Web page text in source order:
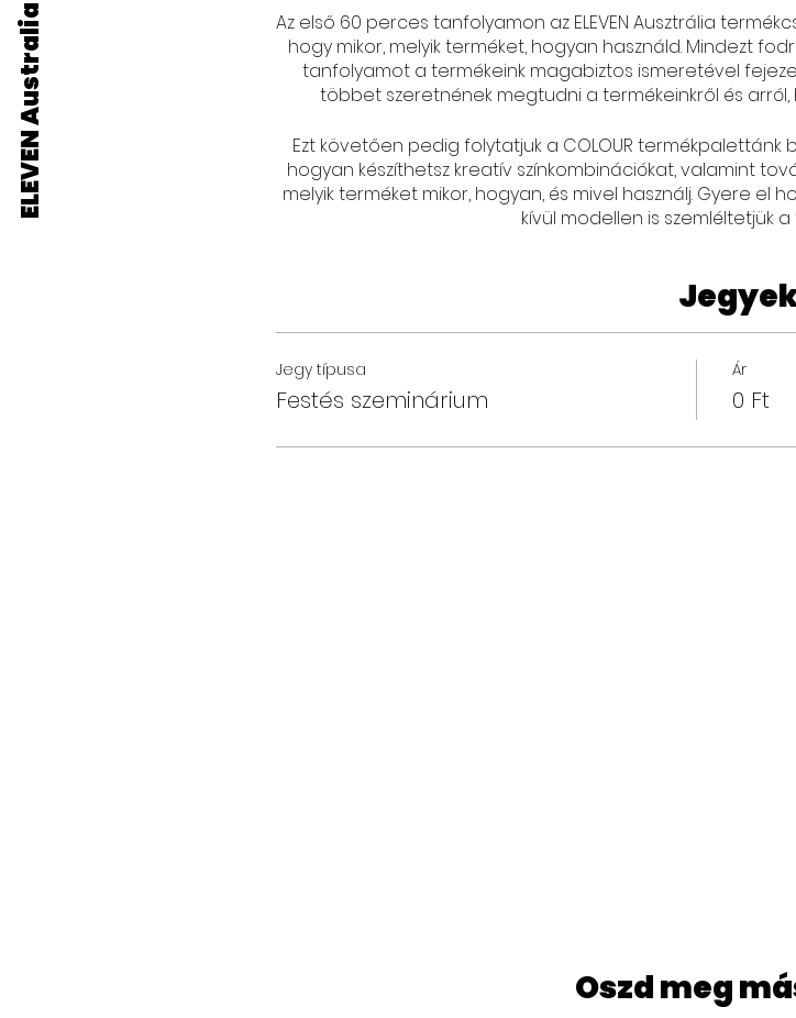
ELEVEN Australia
Az első 60 perces tanfolyamon az ELEVEN Ausztrália
hogy mikor, melyik terméket, hogyan használd. Mindezt
tanfolyamot a termékeink magabiztos ismeretével fejezed
többet szeretnének megtudni a termékeinkről és
Ezt követően pedig folytatjuk a COLOUR
hogyan készíthetsz kreatív színkombinációkat, valamint
melyik terméket mikor, hogyan, és mivel használj. Gyere el
kívül modellen is szemléltetjük
Jegy típusa
Festés szeminárium
Ár
0 Ft
Oszd meg